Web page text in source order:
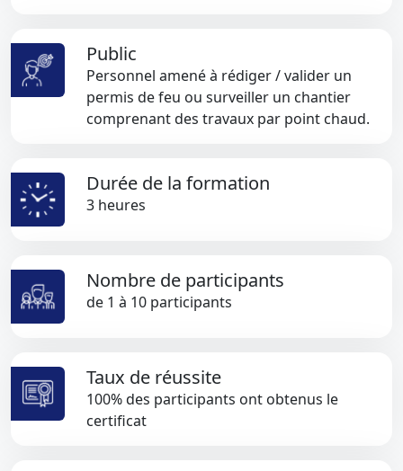
Public
Personnel amené à rédiger / valider un
permis de feu ou surveiller un chantier
comprenant des travaux par point chaud.
Durée de la formation
3 heures
Nombre de participants
de 1 à 10 participants
Taux de réussite
100% des participants ont obtenus le
certificat